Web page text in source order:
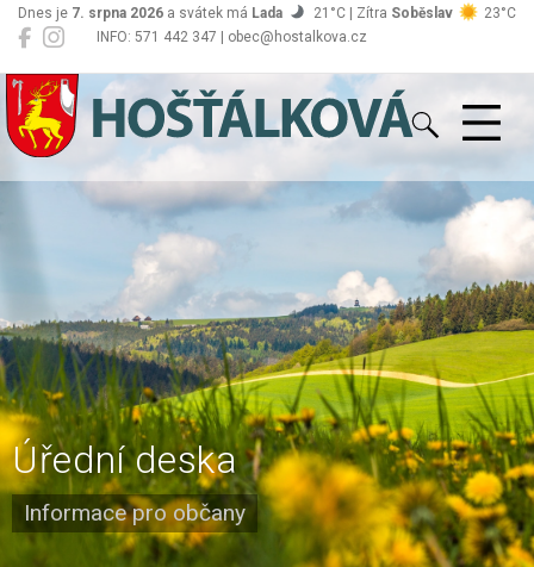
INFO: 571 442 347 | obec@hostalkova.cz
Dnes je 7. srpna 2026 a svátek má Lada 21°C | Zítra Soběslav 23°C
Hošťálková
Úřední deska
Informace pro občany